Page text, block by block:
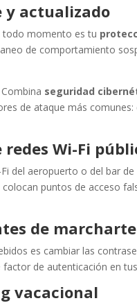
y actualizado
todo momento es tu
de comportamiento
Combina seguridad
de ataque más
Wi-Fi
del aeropuerto o del bar
puntos de acceso
de marcharte
es cambiar las
de autenticación en
vacacional